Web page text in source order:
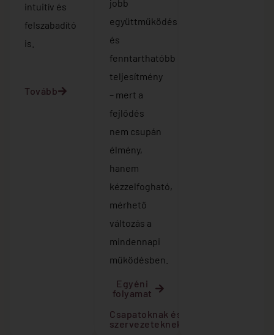
intuitív és
felszabadító
is.
Tovább
jobb
együttműködés
és
fenntarthatóbb
teljesítmény
– mert a
fejlődés
nem csupán
élmény,
hanem
kézzelfogható,
mérhető
változás a
mindennapi
működésben.
Egyéni
folyamat
Csapatoknak és
szervezeteknek